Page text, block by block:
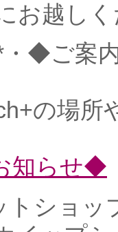
お越し
・◆ご案
の場所
知らせ◆
トショッ